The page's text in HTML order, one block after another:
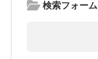
検索フォーム